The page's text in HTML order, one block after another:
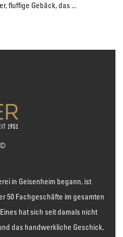
fluffige Gebäck, das ...
©
in Geisenheim begann, ist
50 Fachgeschäfte im gesamten
hat sich seit damals nicht
das handwerkliche Geschick,